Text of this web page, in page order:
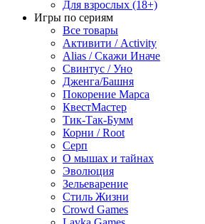
Для взрослых (18+)
Игры по сериям
Все товары
Активити / Activity
Alias / Скажи Иначе
Свинтус / Уно
Дженга/Башня
Покорение Марса
КвестМастер
Тик-Так-Бумм
Корни / Root
Серп
О мышах и тайнах
Эволюция
Зельеварение
Стиль Жизни
Crowd Games